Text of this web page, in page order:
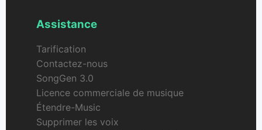
Assistance
Tarification
Contactez-nous
SongGen 3.0
Licence commerciale de musique
Étendre-Music
Supprimer les voix